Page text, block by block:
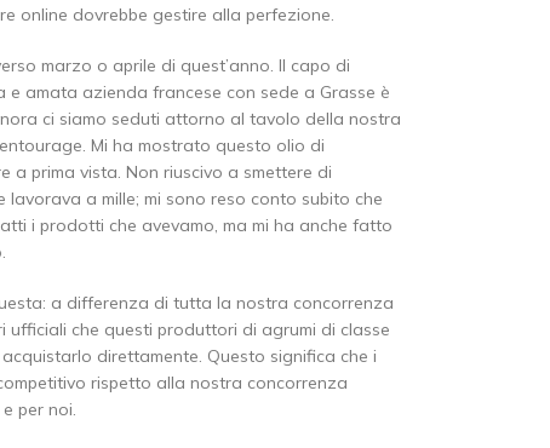
online dovrebbe gestire alla perfezione.
marzo o aprile di quest’anno. Il capo di
e amata azienda francese con sede a Grasse è
ci siamo seduti attorno al tavolo della nostra
Mi ha mostrato questo olio di
prima vista. Non riuscivo a smettere di
a mille; mi sono reso conto subito che
i prodotti che avevamo, ma mi ha anche fatto
a differenza di tutta la nostra concorrenza
ufficiali che questi produttori di agrumi di classe
direttamente. Questo significa che i
rispetto alla nostra concorrenza
per noi.